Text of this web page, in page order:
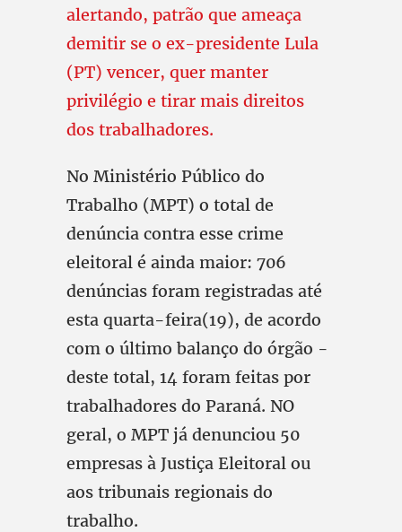
alertando, patrão que ameaça
demitir se o ex-presidente Lula
(PT) vencer, quer manter
privilégio e tirar mais direitos
dos trabalhadores.
No Ministério Público do
Trabalho (MPT) o total de
denúncia contra esse crime
eleitoral é ainda maior: 706
denúncias foram registradas até
esta quarta-feira(19), de acordo
com o último balanço do órgão -
deste total, 14 foram feitas por
trabalhadores do Paraná. NO
geral, o MPT já denunciou 50
empresas à Justiça Eleitoral ou
aos tribunais regionais do
trabalho.